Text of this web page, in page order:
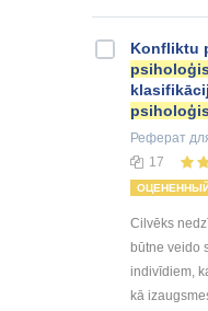
Konfliktu
Реферат
17
Cilvēks
būtne veido
indivīdiem,
kā